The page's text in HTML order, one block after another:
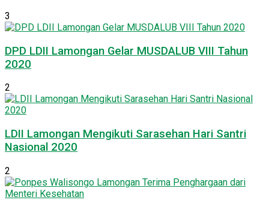
3
DPD LDII Lamongan Gelar MUSDALUB VIII Tahun
2020
2
LDII Lamongan Mengikuti Sarasehan Hari Santri
Nasional 2020
2